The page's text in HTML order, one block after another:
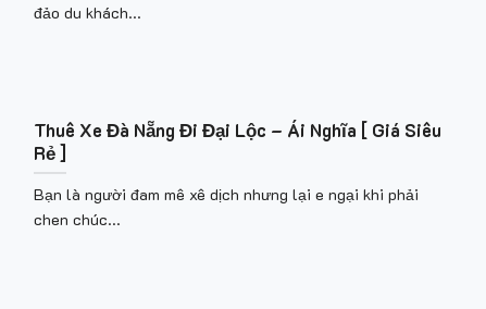
đảo du khách...
Thuê Xe Đà Nẵng Đi Đại Lộc – Ái Nghĩa [ Giá Siêu
Rẻ ]
Bạn là người đam mê xê dịch nhưng lại e ngại khi phải
chen chúc...